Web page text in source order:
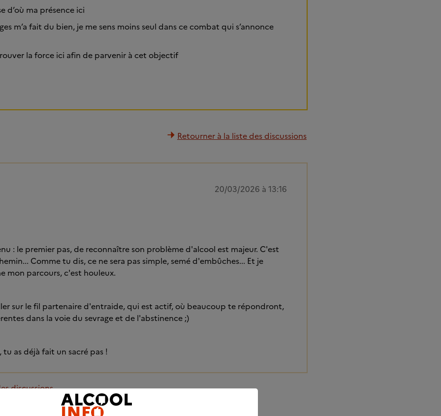
d’où ma présence ici
m’a fait du bien, je me sens moins seul dans ce combat qui s’annonce
la force ici afin de parvenir à cet objectif
Retourner à la liste des discussions
20/03/2026 à 13:16
: le premier pas, de reconnaître son problème d'alcool est majeur. C'est
Comme tu dis, ce ne sera pas simple, semé d'embûches... Et je
mon parcours, c'est houleux.
sur le fil partenaire d'entraide, qui est actif, où beaucoup te répondront,
dans la voie du sevrage et de l'abstinence ;)
tu as déjà fait un sacré pas !
discussions